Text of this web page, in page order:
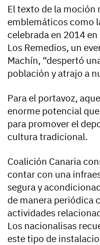
El texto de la
emblemáticos como
celebrada en 2014
Los Remedios, un
Machín, “despertó
población y atrajo a
Para el portavoz,
enorme potencial
para promover el
cultura tradicional.
Coalición Canaria
contar con una
segura y
de manera periódica
actividades
Los nacionalisas
este tipo de